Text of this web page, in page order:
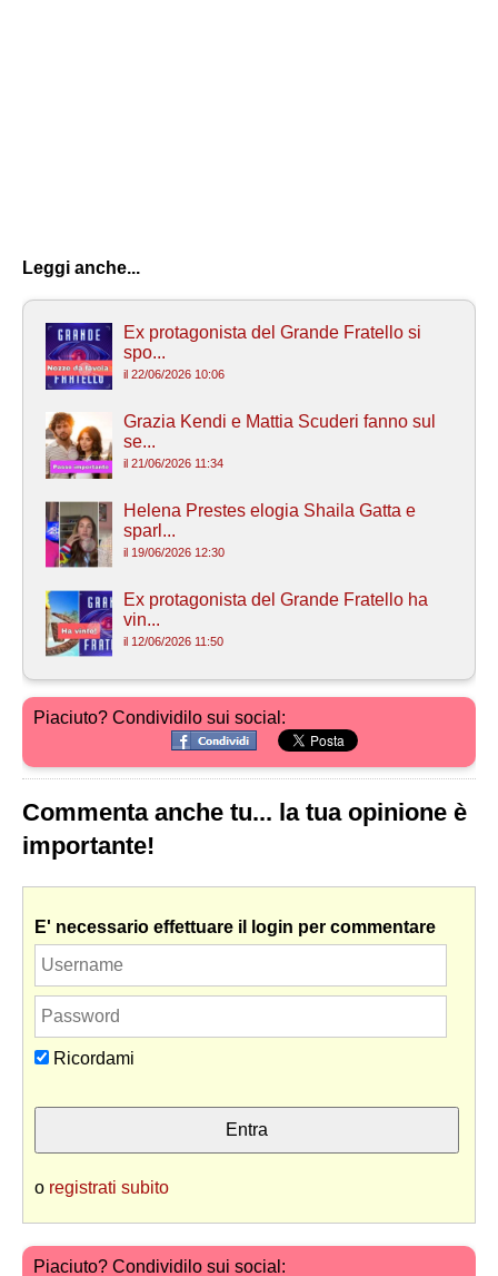
Leggi anche...
Ex protagonista del Grande Fratello si
spo...
il 22/06/2026 10:06
Grazia Kendi e Mattia Scuderi fanno sul
se...
il 21/06/2026 11:34
Helena Prestes elogia Shaila Gatta e
sparl...
il 19/06/2026 12:30
Ex protagonista del Grande Fratello ha
vin...
il 12/06/2026 11:50
Piaciuto? Condividilo sui social:
Commenta anche tu... la tua opinione è
importante!
E' necessario effettuare il login per commentare
Ricordami
o registrati subito
Piaciuto? Condividilo sui social: